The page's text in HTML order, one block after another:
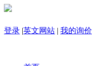
登录 |英文网站 | 我的询价